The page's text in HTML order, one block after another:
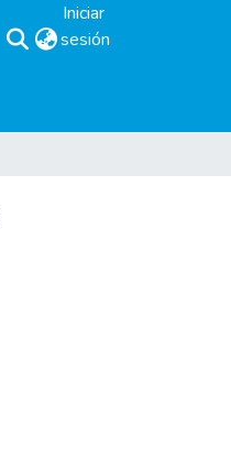
Iniciar
sesión